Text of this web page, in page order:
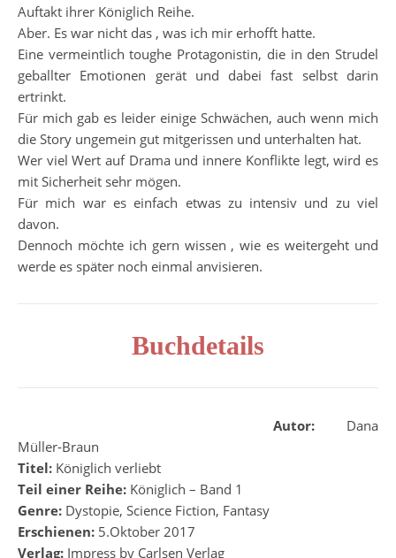
Auftakt ihrer Königlich Reihe.
Aber. Es war nicht das , was ich mir erhofft hatte.
Eine vermeintlich toughe Protagonistin, die in den Strudel
geballter Emotionen gerät und dabei fast selbst darin
ertrinkt.
Für mich gab es leider einige Schwächen, auch wenn mich
die Story ungemein gut mitgerissen und unterhalten hat.
Wer viel Wert auf Drama und innere Konflikte legt, wird es
mit Sicherheit sehr mögen.
Für mich war es einfach etwas zu intensiv und zu viel
davon.
Dennoch möchte ich gern wissen , wie es weitergeht und
werde es später noch einmal anvisieren.
Buchdetails
Autor: Dana
Müller-Braun
Titel: Königlich verliebt
Teil einer Reihe: Königlich – Band 1
Genre: Dystopie, Science Fiction, Fantasy
Erschienen: 5.Oktober 2017
Verlag: Impress by Carlsen Verlag